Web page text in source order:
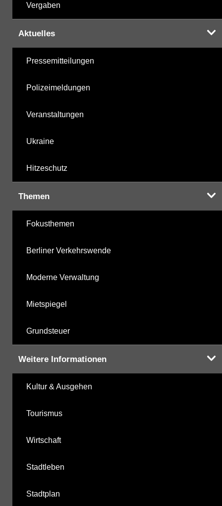
Vergaben
Aktuelles
Pressemitteilungen
Polizeimeldungen
Veranstaltungen
Ukraine
Hitzeschutz
Themen
Fokusthemen
Berliner Verkehrswende
Moderne Verwaltung
Mietspiegel
Grundsteuer
Weitere Informationen
Kultur & Ausgehen
Tourismus
Wirtschaft
Stadtleben
Stadtplan